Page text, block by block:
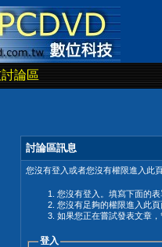
論區
討論區訊息
您沒有登入或者您沒有權限進入此
您沒有登入。填寫下面的表
您沒有足夠的權限進入此
如果您正在嘗試發表文章
登入